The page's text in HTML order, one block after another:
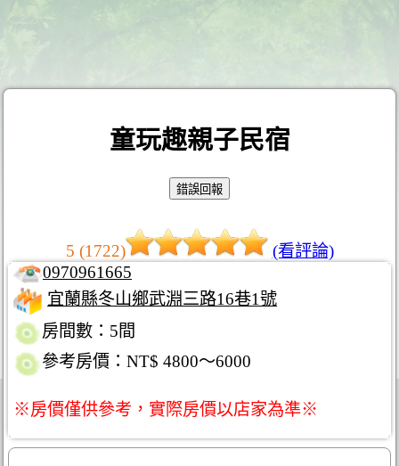
童玩趣親子民宿
5 (1722)
(看評論)
0970961665
宜蘭縣冬山鄉武淵三路16巷1號
房間數：5間
參考房價：NT$ 4800～6000
※房價僅供參考，實際房價以店家為準※